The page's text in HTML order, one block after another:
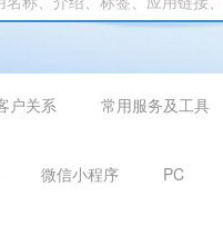
户关系 常用服务及工具
微信小程序 PC